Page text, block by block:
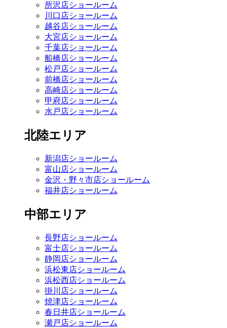
所沢店ショールーム
川口店ショールーム
越谷店ショールーム
大宮店ショールーム
千葉店ショールーム
船橋店ショールーム
松戸店ショールーム
前橋店ショールーム
高崎店ショールーム
甲府店ショールーム
水戸店ショールーム
北陸エリア
新潟店ショールーム
富山店ショールーム
金沢・野々市店ショールーム
福井店ショールーム
中部エリア
長野店ショールーム
富士店ショールーム
静岡店ショールーム
浜松東店ショールーム
浜松西店ショールーム
掛川店ショールーム
焼津店ショールーム
春日井店ショールーム
瀬戸店ショールーム